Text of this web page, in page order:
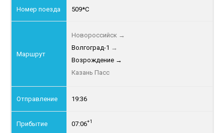
509*С
Новороссийск →
Волгоград-1 →
Возрождение →
Казань Пасс
19:36
07:06+1